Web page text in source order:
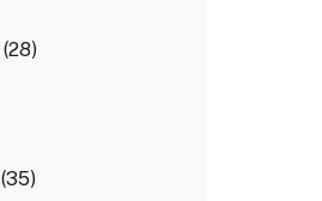
(28)
(35)